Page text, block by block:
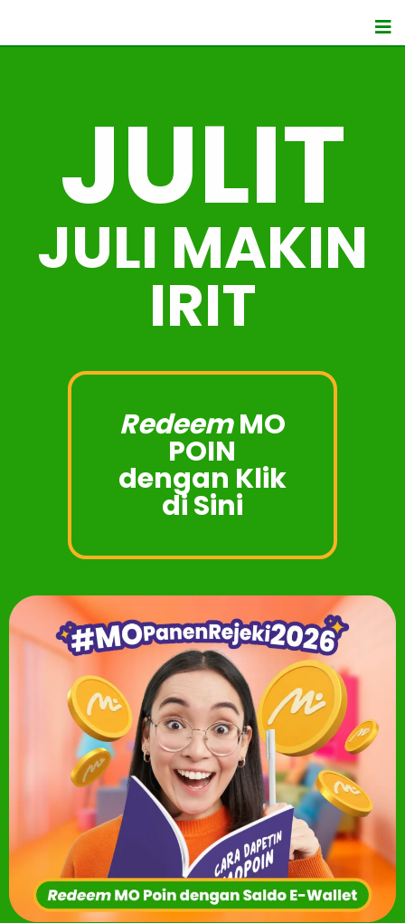
JULIT
JULI MAKIN
IRIT
RedeemMO
POIN
dengan Klik
di Sini